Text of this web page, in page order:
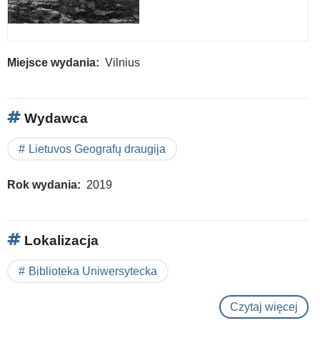
Miejsce wydania Vilnius
Wydawca
Lietuvos Geografų draugija
Rok wydania 2019
Lokalizacja
Biblioteka Uniwersytecka
Czytaj więcej